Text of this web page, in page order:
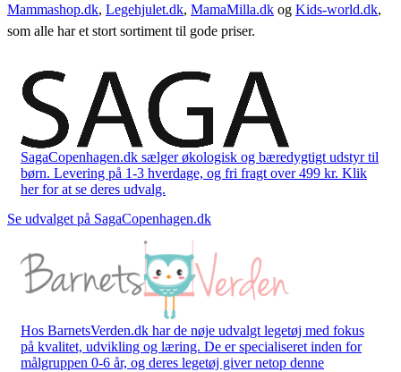
Mammashop.dk, Legehjulet.dk, MamaMilla.dk og Kids-world.dk,
som alle har et stort sortiment til gode priser.
SagaCopenhagen.dk sælger økologisk og bæredygtigt udstyr til
børn. Levering på 1-3 hverdage, og fri fragt over 499 kr. Klik
her for at se deres udvalg.
Se udvalget på SagaCopenhagen.dk
Hos BarnetsVerden.dk har de nøje udvalgt legetøj med fokus
på kvalitet, udvikling og læring. De er specialiseret inden for
målgruppen 0-6 år, og deres legetøj giver netop denne